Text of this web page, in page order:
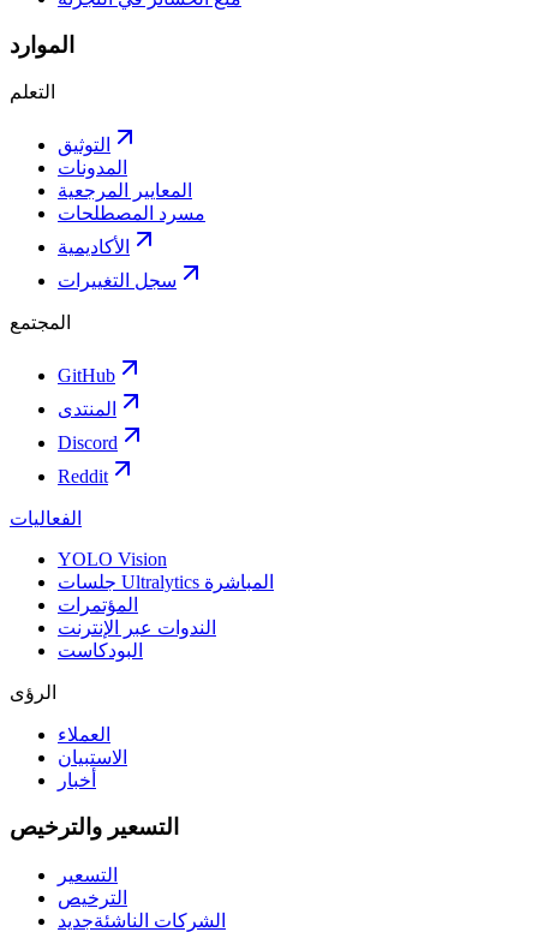
الموارد
التعلم
التوثيق
المدونات
المعايير المرجعية
مسرد المصطلحات
الأكاديمية
سجل التغييرات
المجتمع
GitHub
المنتدى
Discord
Reddit
الفعاليات
YOLO Vision
جلسات Ultralytics المباشرة
المؤتمرات
الندوات عبر الإنترنت
البودكاست
الرؤى
العملاء
الاستبيان
أخبار
التسعير والترخيص
التسعير
الترخيص
الشركات الناشئةجديد